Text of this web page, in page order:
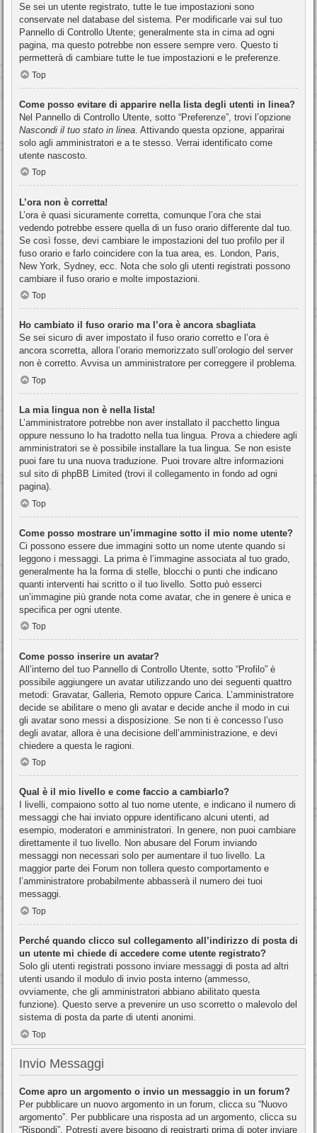
Se sei un utente registrato, tutte le tue impostazioni sono
conservate nel database del sistema. Per modificarle vai sul tuo
Pannello di Controllo Utente; generalmente sta in cima ad ogni
pagina, ma questo potrebbe non essere sempre vero. Questo ti
permetterà di cambiare tutte le tue impostazioni e le preferenze.
Top
Come posso evitare di apparire nella lista degli utenti in linea?
Nel Pannello di Controllo Utente, sotto “Preferenze”, trovi l’opzione
Nascondi il tuo stato in linea . Attivando questa opzione, apparirai
solo agli amministratori e a te stesso. Verrai identificato come
utente nascosto.
Top
L’ora non è corretta!
L’ora è quasi sicuramente corretta, comunque l’ora che stai
vedendo potrebbe essere quella di un fuso orario differente dal tuo.
Se così fosse, devi cambiare le impostazioni del tuo profilo per il
fuso orario e farlo coincidere con la tua area, es. London, Paris,
New York, Sydney, ecc. Nota che solo gli utenti registrati possono
cambiare il fuso orario e molte impostazioni.
Top
Ho cambiato il fuso orario ma l’ora è ancora sbagliata
Se sei sicuro di aver impostato il fuso orario corretto e l’ora è
ancora scorretta, allora l’orario memorizzato sull’orologio del server
non è corretto. Avvisa un amministratore per correggere il problema.
Top
La mia lingua non è nella lista!
L’amministratore potrebbe non aver installato il pacchetto lingua
oppure nessuno lo ha tradotto nella tua lingua. Prova a chiedere agli
amministratori se è possibile installare la tua lingua. Se non esiste
puoi fare tu una nuova traduzione. Puoi trovare altre informazioni
sul sito di phpBB Limited (trovi il collegamento in fondo ad ogni
pagina).
Top
Come posso mostrare un’immagine sotto il mio nome utente?
Ci possono essere due immagini sotto un nome utente quando si
leggono i messaggi. La prima è l’immagine associata al tuo grado,
generalmente ha la forma di stelle, blocchi o punti che indicano
quanti interventi hai scritto o il tuo livello. Sotto può esserci
un’immagine più grande nota come avatar, che in genere è unica e
specifica per ogni utente.
Top
Come posso inserire un avatar?
All’interno del tuo Pannello di Controllo Utente, sotto “Profilo” è
possibile aggiungere un avatar utilizzando uno dei seguenti quattro
metodi: Gravatar, Galleria, Remoto oppure Carica. L’amministratore
decide se abilitare o meno gli avatar e decide anche il modo in cui
gli avatar sono messi a disposizione. Se non ti è concesso l’uso
degli avatar, allora è una decisione dell’amministrazione, e devi
chiedere a questa le ragioni.
Top
Qual è il mio livello e come faccio a cambiarlo?
I livelli, compaiono sotto al tuo nome utente, e indicano il numero di
messaggi che hai inviato oppure identificano alcuni utenti, ad
esempio, moderatori e amministratori. In genere, non puoi cambiare
direttamente il tuo livello. Non abusare del Forum inviando
messaggi non necessari solo per aumentare il tuo livello. La
maggior parte dei Forum non tollera questo comportamento e
l’amministratore probabilmente abbasserà il numero dei tuoi
messaggi.
Top
Perché quando clicco sul collegamento all’indirizzo di posta di
un utente mi chiede di accedere come utente registrato?
Solo gli utenti registrati possono inviare messaggi di posta ad altri
utenti usando il modulo di invio posta interno (ammesso,
ovviamente, che gli amministratori abbiano abilitato questa
funzione). Questo serve a prevenire un uso scorretto o malevolo del
sistema di posta da parte di utenti anonimi.
Top
Invio Messaggi
Come apro un argomento o invio un messaggio in un forum?
Per pubblicare un nuovo argomento in un forum, clicca su “Nuovo
argomento”. Per pubblicare una risposta ad un argomento, clicca su
“Rispondi”. Potresti avere bisogno di registrarti prima di poter inviare